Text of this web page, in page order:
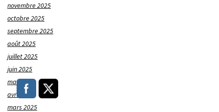
novembre 2025
octobre 2025
septembre 2025
août 2025
juillet 2025
juin 2025
mai 2025
avril 2025
mars 2025